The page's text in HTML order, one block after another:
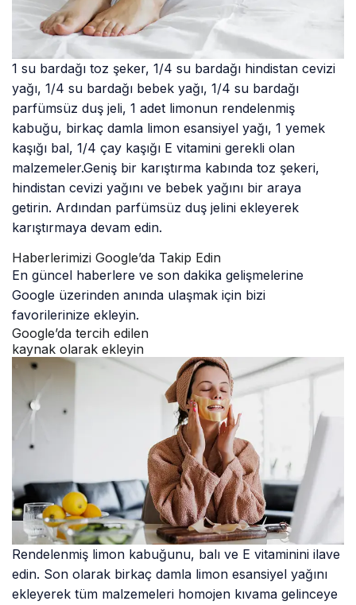
1 su bardağı toz şeker, 1/4 su bardağı hindistan cevizi
yağı, 1/4 su bardağı bebek yağı, 1/4 su bardağı
parfümsüz duş jeli, 1 adet limonun rendelenmiş
kabuğu, birkaç damla limon esansiyel yağı, 1 yemek
kaşığı bal, 1/4 çay kaşığı E vitamini gerekli olan
malzemeler.Geniş bir karıştırma kabında toz şekeri,
hindistan cevizi yağını ve bebek yağını bir araya
getirin. Ardından parfümsüz duş jelini ekleyerek
karıştırmaya devam edin.
Haberlerimizi Google’da Takip Edin
En güncel haberlere ve son dakika gelişmelerine
Google üzerinden anında ulaşmak için bizi
favorilerinize ekleyin.
Google’da tercih edilen
kaynak olarak ekleyin
Rendelenmiş limon kabuğunu, balı ve E vitaminini ilave
edin. Son olarak birkaç damla limon esansiyel yağını
ekleyerek tüm malzemeleri homojen kıvama gelinceye